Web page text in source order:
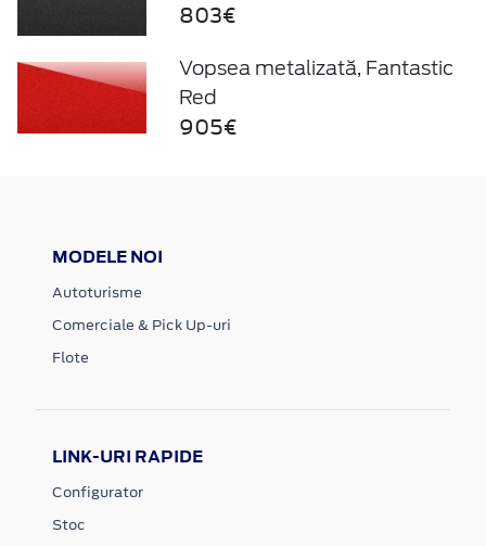
803€
Vopsea metalizată, Fantastic
Red
905€
MODELE NOI
Autoturisme
Comerciale & Pick Up-uri
Flote
LINK-URI RAPIDE
Configurator
Stoc